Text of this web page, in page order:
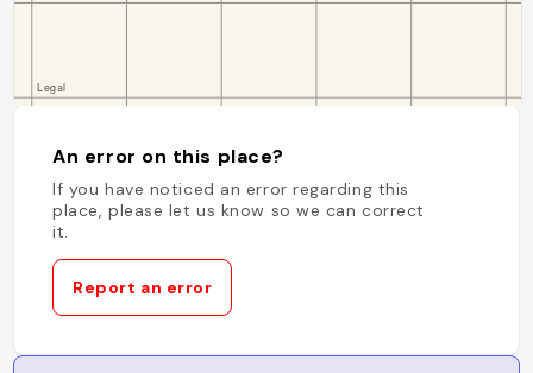
An error on this place?
If you have noticed an error regarding this
place, please let us know so we can correct
it.
Report an error